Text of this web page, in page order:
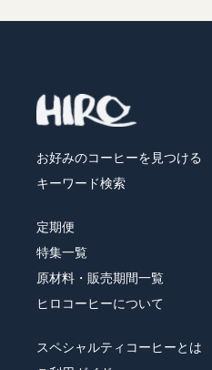
送料無料（ギフト）
スイーツ
シュガー・フレッシュ・シロップ
お好みのコーヒーを見つける
キーワード検索
定期便
特集一覧
原材料・販売期間一覧
ヒロコーヒーについて
スペシャルティコーヒーとは